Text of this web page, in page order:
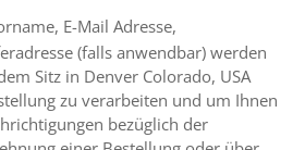
E-Mail Adresse,
(falls anwendbar) werden
Sitz in Denver Colorado, USA
zu verarbeiten und um Ihnen
bezüglich der